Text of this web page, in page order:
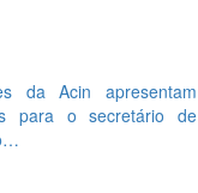
da Acin apresentam
para o secretário de